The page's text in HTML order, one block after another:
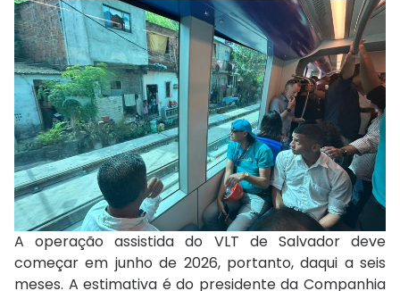
A operação assistida do VLT de Salvador deve
começar em junho de 2026, portanto, daqui a seis
meses. A estimativa é do presidente da Companhia